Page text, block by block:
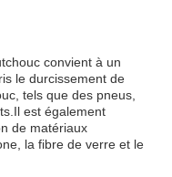
convient à un
le durcissement de
tels que des pneus,
est également
de matériaux
la fibre de verre et le